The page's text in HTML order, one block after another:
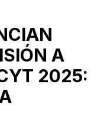
A
2025: